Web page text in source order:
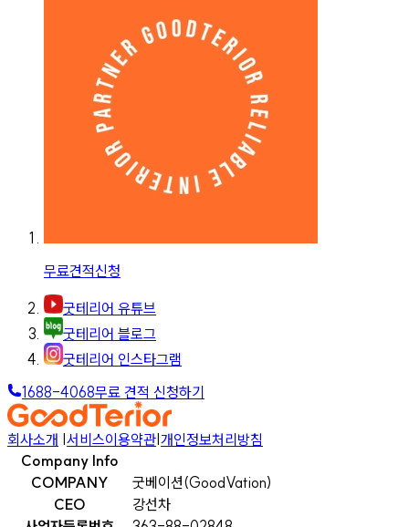
무료견적신청
굿테리어 유튜브
굿테리어 블로그
굿테리어 인스타그램
1688-4068무료 견적 신청하기
회사소개 |서비스이용약관|개인정보처리방침
Company Info
COMPANY
굿베이션(GoodVation)
CEO
강선차